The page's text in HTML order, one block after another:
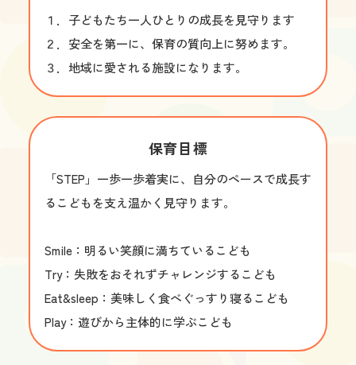
１．子どもたち一人ひとりの成長を見守ります
２．安全を第一に、保育の質向上に努めます。
３．地域に愛される施設になります。
保育目標
「STEP」一歩一歩着実に、自分のペースで成長す
るこどもを支え温かく見守ります。
Smile：明るい笑顔に満ちているこども
Try：失敗をおそれずチャレンジするこども
Eat&sleep：美味しく食べぐっすり寝るこども
Play：遊びから主体的に学ぶこども